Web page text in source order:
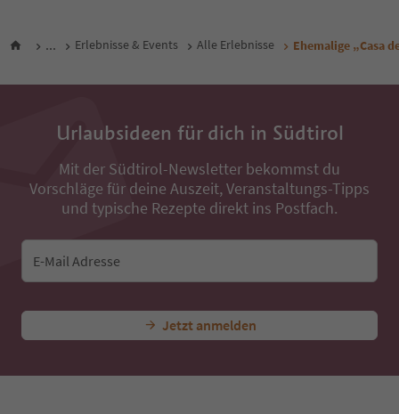
... Erlebnisse & Events Alle Erlebnisse Ehemalige „Casa
Urlaubsideen für dich in Südtirol
Mit der Südtirol-Newsletter bekommst du
Vorschläge für deine Auszeit, Veranstaltungs-Tipps
und typische Rezepte direkt ins Postfach.
E-Mail Adresse
Jetzt anmelden